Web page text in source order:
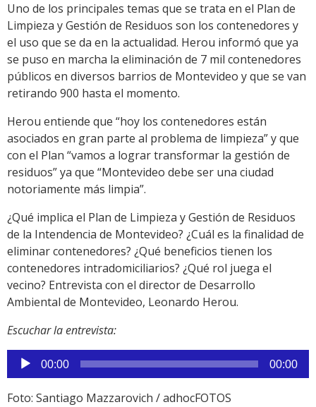
Uno de los principales temas que se trata en el Plan de
Limpieza y Gestión de Residuos son los contenedores y
el uso que se da en la actualidad. Herou informó que ya
se puso en marcha la eliminación de 7 mil contenedores
públicos en diversos barrios de Montevideo y que se van
retirando 900 hasta el momento.
Herou entiende que “hoy los contenedores están
asociados en gran parte al problema de limpieza” y que
con el Plan “vamos a lograr transformar la gestión de
residuos” ya que “Montevideo debe ser una ciudad
notoriamente más limpia”.
¿Qué implica el Plan de Limpieza y Gestión de Residuos
de la Intendencia de Montevideo? ¿Cuál es la finalidad de
eliminar contenedores? ¿Qué beneficios tienen los
contenedores intradomiciliarios? ¿Qué rol juega el
vecino? Entrevista con el director de Desarrollo
Ambiental de Montevideo, Leonardo Herou.
Escuchar la entrevista:
Reproductor
de
audio
00:00 00:00
Foto: Santiago Mazzarovich / adhocFOTOS